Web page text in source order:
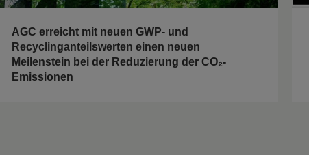
AGC erreicht mit neuen GWP- und
Recyclinganteilswerten einen neuen
Meilenstein bei der Reduzierung der CO₂-
Emissionen